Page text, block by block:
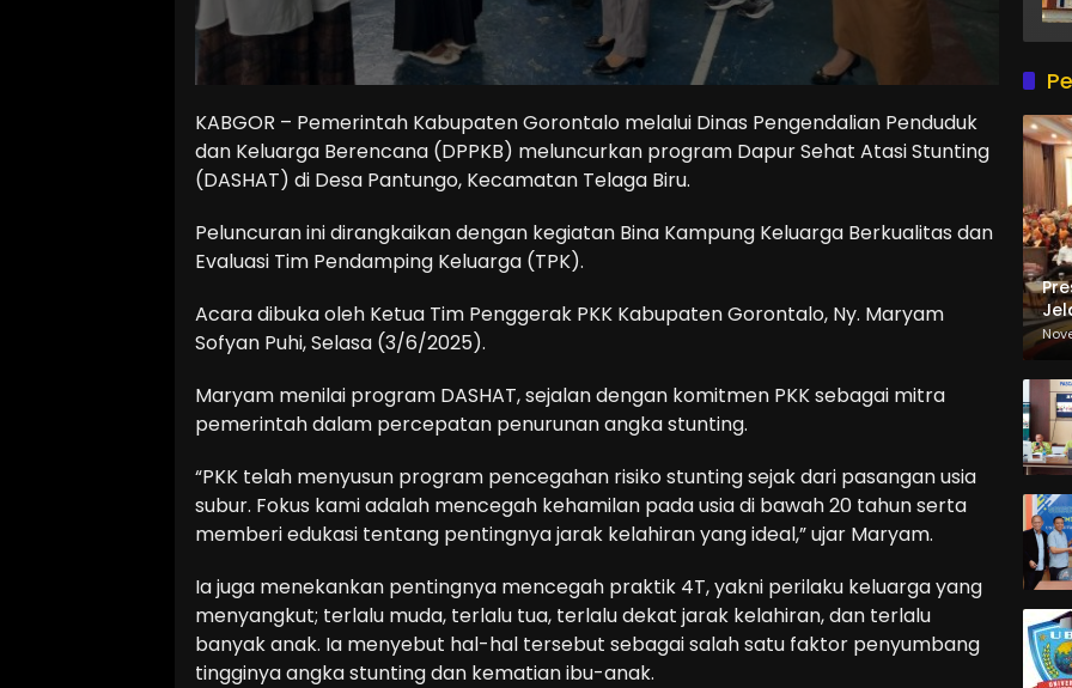
KABGOR – Pemerintah Kabupaten Gorontalo melalui Dinas Pengendalian Penduduk
dan Keluarga Berencana (DPPKB) meluncurkan program Dapur Sehat Atasi Stunting
(DASHAT) di Desa Pantungo, Kecamatan Telaga Biru.
Peluncuran ini dirangkaikan dengan kegiatan Bina Kampung Keluarga Berkualitas dan
Evaluasi Tim Pendamping Keluarga (TPK).
Acara dibuka oleh Ketua Tim Penggerak PKK Kabupaten Gorontalo, Ny. Maryam
Sofyan Puhi, Selasa (3/6/2025).
Maryam menilai program DASHAT, sejalan dengan komitmen PKK sebagai mitra
pemerintah dalam percepatan penurunan angka stunting.
“PKK telah menyusun program pencegahan risiko stunting sejak dari pasangan usia
subur. Fokus kami adalah mencegah kehamilan pada usia di bawah 20 tahun serta
memberi edukasi tentang pentingnya jarak kelahiran yang ideal,” ujar Maryam.
Ia juga menekankan pentingnya mencegah praktik 4T, yakni perilaku keluarga yang
menyangkut; terlalu muda, terlalu tua, terlalu dekat jarak kelahiran, dan terlalu
banyak anak. Ia menyebut hal-hal tersebut sebagai salah satu faktor penyumbang
tingginya angka stunting dan kematian ibu-anak.